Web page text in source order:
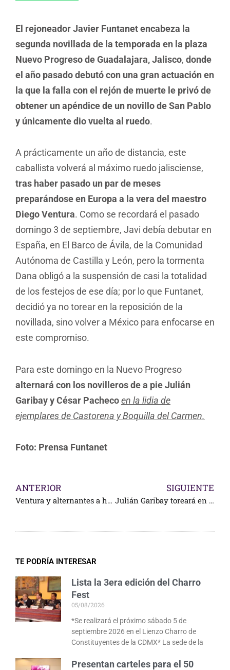
El rejoneador Javier Funtanet encabeza la
segunda novillada de la temporada en la plaza
Nuevo Progreso de Guadalajara, Jalisco, donde
el año pasado debutó con una gran actuación en
la que la falla con el rejón de muerte le privó de
obtener un apéndice de un novillo de San Pablo
y únicamente dio vuelta al ruedo.
A prácticamente un año de distancia, este
caballista volverá al máximo ruedo jalisciense,
tras haber pasado un par de meses
preparándose en Europa a la vera del maestro
Diego Ventura. Como se recordará el pasado
domingo 3 de septiembre, Javi debía debutar en
España, en El Barco de Ávila, de la Comunidad
Autónoma de Castilla y León, pero la tormenta
Dana obligó a la suspensión de casi la totalidad
de los festejos de ese día; por lo que Funtanet,
decidió ya no torear en la reposición de la
novillada, sino volver a México para enfocarse en
este compromiso.
Para este domingo en la Nuevo Progreso
alternará con los novilleros de a pie Julián
Garibay y César Pachecoen la lidia de
ejemplares de Castorena y Boquilla del Carmen.
Foto: Prensa Funtanet
ANTERIOR
Ventura y alternantes a hombros en Santoña
SIGUIENTE
Julián Garibay toreará en su tierra nuevamente
TE PODRÍA INTERESAR
Lista la 3era edición del Charro
Fest
05/08/2026
*Se realizará el próximo sábado 5 de
septiembre 2026 en el Lienzo Charro de
Constituyentes de la CDMX* La sede de la
Presentan carteles para el 50